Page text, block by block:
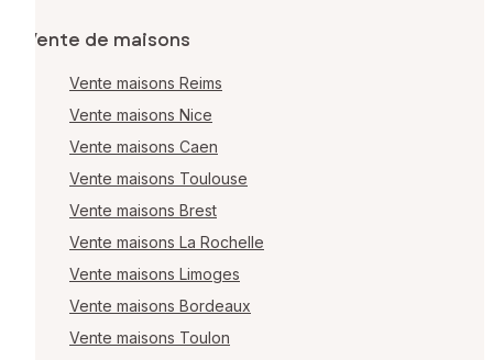
Vente de maisons
Vente maisons Reims
Vente maisons Nice
Vente maisons Caen
Vente maisons Toulouse
Vente maisons Brest
Vente maisons La Rochelle
Vente maisons Limoges
Vente maisons Bordeaux
Vente maisons Toulon